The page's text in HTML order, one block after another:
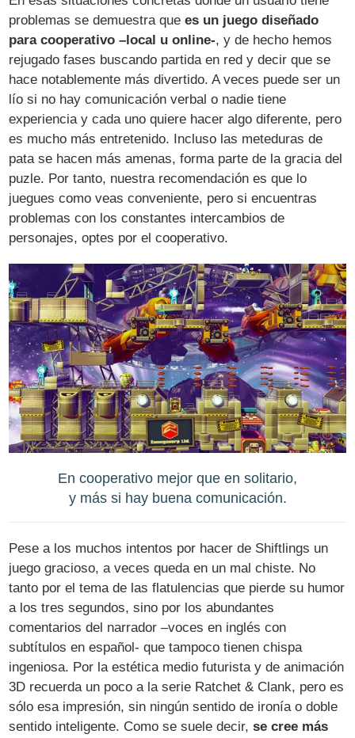
problemas se demuestra quees un juego diseñado
para cooperativo –local u online-, y de hecho hemos
rejugado fases buscando partida en red y decir que se
hace notablemente más divertido. A veces puede ser un
lío si no hay comunicación verbal o nadie tiene
experiencia y cada uno quiere hacer algo diferente, pero
es mucho más entretenido. Incluso las meteduras de
pata se hacen más amenas, forma parte de la gracia del
puzle. Por tanto, nuestra recomendación es que lo
juegues como veas conveniente, pero si encuentras
problemas con los constantes intercambios de
personajes, optes por el cooperativo.
En cooperativo mejor que en solitario,
y más si hay buena comunicación.
Pese a los muchos intentos por hacer de Shiftlings un
juego gracioso, a veces queda en un mal chiste. No
tanto por el tema de las flatulencias que pierde su humor
a los tres segundos, sino por los abundantes
comentarios del narrador –voces en inglés con
subtítulos en español- que tampoco tienen chispa
ingeniosa. Por la estética medio futurista y de animación
3D recuerda un poco a la serie Ratchet & Clank, pero es
sólo esa impresión, sin ningún sentido de ironía o doble
sentido inteligente. Como se suele decir,se cree más